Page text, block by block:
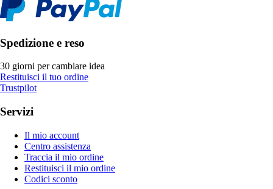
Spedizione e reso
30 giorni per cambiare idea
Restituisci il tuo ordine
Trustpilot
Servizi
Il mio account
Centro assistenza
Traccia il mio ordine
Restituisci il mio ordine
Codici sconto